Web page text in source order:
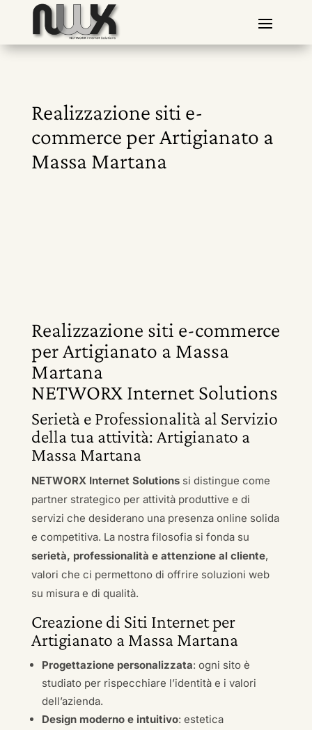
Realizzazione siti e-
commerce per Artigianato a
Massa Martana
Realizzazione siti e-commerce
per Artigianato a Massa
Martana
NETWORX Internet Solutions
Serietà e Professionalità al Servizio
della tua attività: Artigianato a
Massa Martana
NETWORX Internet Solutionssi distingue come
partner strategico per attività produttive e di
servizi che desiderano una presenza online solida
e competitiva. La nostra filosofia si fonda su
serietà, professionalità e attenzione al cliente,
valori che ci permettono di offrire soluzioni web
su misura e di qualità.
Creazione di Siti Internet per
Artigianato a Massa Martana
Progettazione personalizzata: ogni sito è
studiato per rispecchiare l’identità e i valori
dell’azienda.
Design moderno e intuitivo: estetica